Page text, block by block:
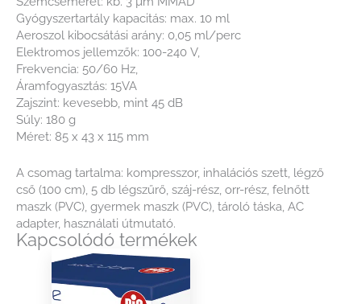
Gyógyszertartály kapacitás: max. 10 ml
Aeroszol kibocsátási arány: 0,05 ml/perc
Elektromos jellemzők: 100-240 V,
Frekvencia: 50/60 Hz,
Áramfogyasztás: 15VA
Zajszint: kevesebb, mint 45 dB
Súly: 180 g
Méret: 85 x 43 x 115 mm
A csomag tartalma: kompresszor, inhalációs szett, légző
cső (100 cm), 5 db légszűrő, száj-rész, orr-rész, felnőtt
maszk (PVC), gyermek maszk (PVC), tároló táska, AC
adapter, használati útmutató.
Kapcsolódó termékek